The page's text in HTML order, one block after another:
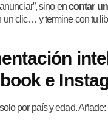
sino encontar
un clic… y termine con tu
e
por país y edad. Añade: